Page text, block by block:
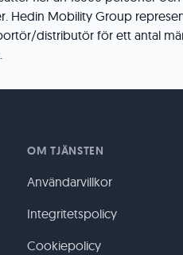
Hedin Mobility Group
distributör för ett antal
OM TJÄNSTEN
Användarvillkor
Integritetspolicy
Cookiepolicy